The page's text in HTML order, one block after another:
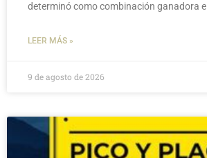
determinó como combinación ganadora el
LEER MÁS »
9 de agosto de 2026